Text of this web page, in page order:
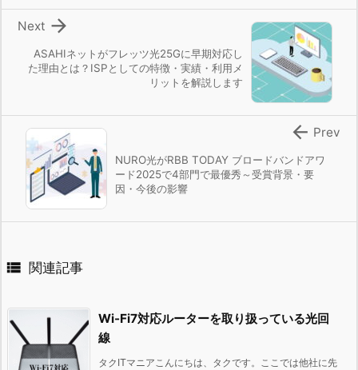
ASAHIネットがフレッツ光25Gに早期対応し
た理由とは？ISPとしての特徴・実績・利用メ
リットを解説します

Next
NURO光がRBB TODAY ブロードバンドアワ
ード2025で4部門で最優秀～受賞背景・要
因・今後の影響
 Prev
 関連記事
Wi-Fi7対応ルーターを取り扱っている光回
線
タクITマニアこんにちは、タクです。ここでは他社に先